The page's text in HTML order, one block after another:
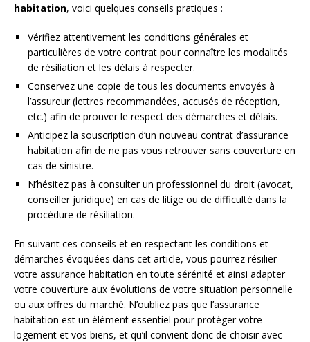
habitation, voici quelques conseils pratiques :
Vérifiez attentivement les conditions générales et
particulières de votre contrat pour connaître les modalités
de résiliation et les délais à respecter.
Conservez une copie de tous les documents envoyés à
l’assureur (lettres recommandées, accusés de réception,
etc.) afin de prouver le respect des démarches et délais.
Anticipez la souscription d’un nouveau contrat d’assurance
habitation afin de ne pas vous retrouver sans couverture en
cas de sinistre.
N’hésitez pas à consulter un professionnel du droit (avocat,
conseiller juridique) en cas de litige ou de difficulté dans la
procédure de résiliation.
En suivant ces conseils et en respectant les conditions et
démarches évoquées dans cet article, vous pourrez résilier
votre assurance habitation en toute sérénité et ainsi adapter
votre couverture aux évolutions de votre situation personnelle
ou aux offres du marché. N’oubliez pas que l’assurance
habitation est un élément essentiel pour protéger votre
logement et vos biens, et qu’il convient donc de choisir avec